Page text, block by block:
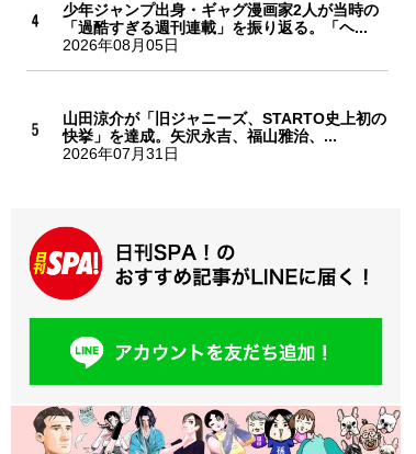
少年ジャンプ出身・ギャグ漫画家2人が当時の
「過酷すぎる週刊連載」を振り返る。「ヘ...
2026年08月05日
山田涼介が「旧ジャニーズ、STARTO史上初の
快挙」を達成。矢沢永吉、福山雅治、...
2026年07月31日